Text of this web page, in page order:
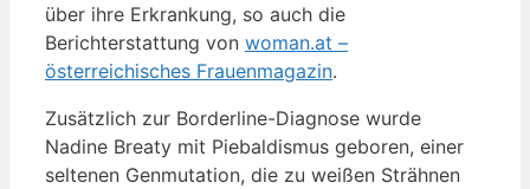
über ihre Erkrankung, so auch die
Berichterstattung von woman.at –
österreichisches Frauenmagazin.
Zusätzlich zur Borderline-Diagnose wurde
Nadine Breaty mit Piebaldismus geboren, einer
seltenen Genmutation, die zu weißen Strähnen